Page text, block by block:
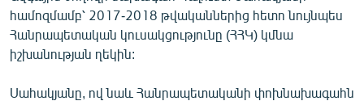
ՓՈԴՔԱՍԹ
Հայերեն
համոզմամբ՝ 2017-2018 թվականներից հետո նույնպես
Հանրապետական կուսակցությունը (ՀՀԿ) կմնա
իշխանության ղեկին:
Սահակյանը, ով նաև Հանրապետականի փոխնախագահն